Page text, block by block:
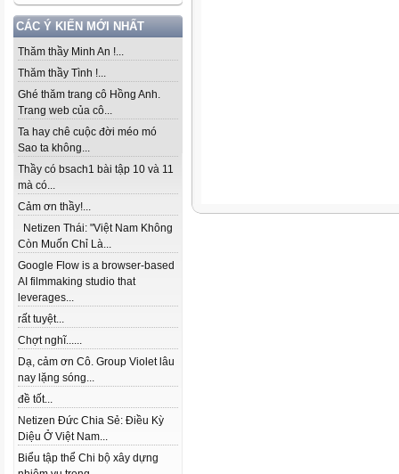
CÁC Ý KIẾN MỚI NHẤT
Thăm thầy Minh An !...
Thăm thầy Tình !...
Ghé thăm trang cô Hồng Anh.
Trang web của cô...
Ta hay chê cuộc đời méo mó
Sao ta không...
Thầy có bsach1 bài tập 10 và 11
mà có...
Cảm ơn thầy!...
Netizen Thái: "Việt Nam Không
Còn Muốn Chỉ Là...
Google Flow is a browser-based
AI filmmaking studio that
leverages...
rất tuyệt...
Chợt nghĩ......
Dạ, cảm ơn Cô. Group Violet lâu
nay lặng sóng...
đề tốt...
Netizen Đức Chia Sẻ: Điều Kỳ
Diệu Ở Việt Nam...
Biểu tập thể Chi bộ xây dựng